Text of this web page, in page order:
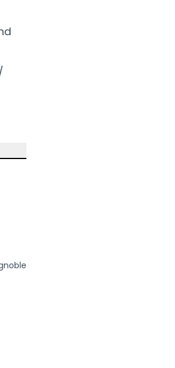
déplacements
le secteur : 6-Délégation vignoble